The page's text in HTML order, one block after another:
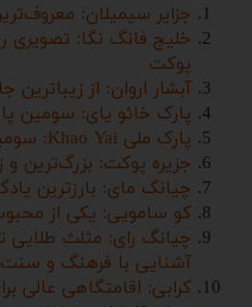
جزایر سیمیلان:
خلیج فانگ نگا: تصویری
پوکت
آبشار اروان: از زیباترین
پارک خائو یای: سومین
پارک ملی Khao Yai: سومین پارک بزرگ تایلند
جزیره پوکت: بزرگ‌ترین و
چیانگ مای: بارزترین
کو سامویی: یکی از
چیانگ رای: مثلث طلایی
آشنایی با فرهنگ و سنت
کرابی: اقامتگاهی عالی